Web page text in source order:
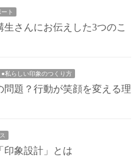
ト
生さんにお伝えした3つのこ
●私らしい印象のつくり方
題？行動が笑顔を変える理
印象設計」とは